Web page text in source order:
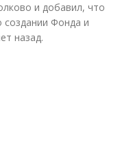
и добавил, что
Фонда и
назад.